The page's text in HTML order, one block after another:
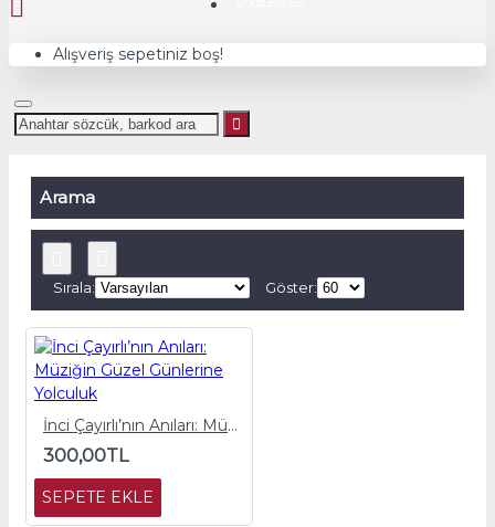
Alışveriş sepetiniz boş!
Arama
Sırala: Göster:
İnci Çayırlı’nın Anıları: Müziğin Güzel Günlerine Yolculuk
300,00TL
SEPETE EKLE